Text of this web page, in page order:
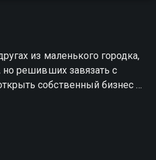
из маленького городка,
но решивших завязать с
собственный бизнес –
сериала ЧИКИ вы
в хорошем HD